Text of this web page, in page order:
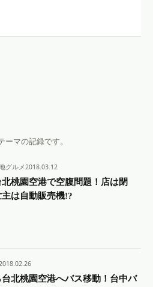
マの記録です。
グルメ 2018.03.12
桃園空港で空腹問題！店は閉
は自動販売機!?
台北桃園空港へバス移動！台中バ